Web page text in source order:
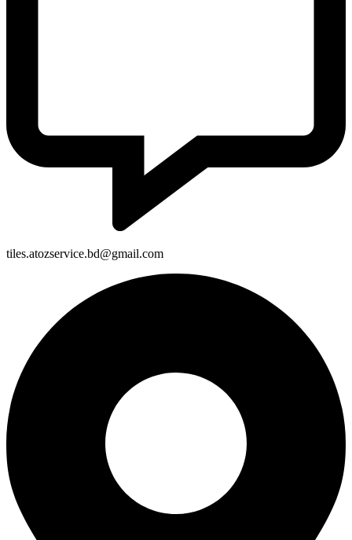
tiles.atozservice.bd@gmail.com